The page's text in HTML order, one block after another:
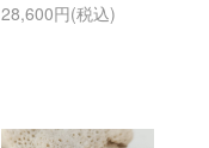
28,600円(税込)